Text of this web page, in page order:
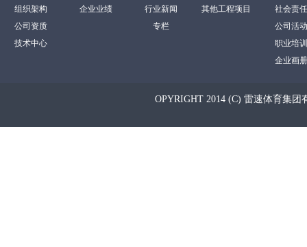
组织架构
公司资质
技术中心
企业业绩
行业新闻
专栏
其他工程项目
社会责任
公司活动
职业培训
企业画册
OPYRIGHT 2014 (C) 雷速体育集团